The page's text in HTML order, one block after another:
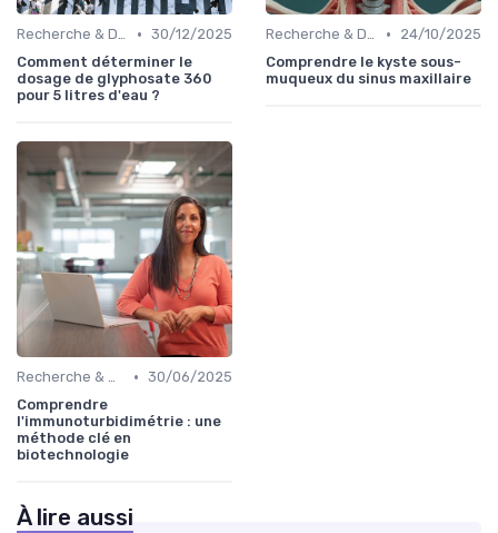
Recherche & Développement • 30/12/2025
Comment déterminer le
dosage de glyphosate 360
pour 5 litres d'eau ?
Recherche & Développement •
24/10/2025
Comprendre le kyste sous-
muqueux du sinus maxillaire
Recherche & Développement • 30/06/2025
Comprendre
l'immunoturbidimétrie : une
méthode clé en
biotechnologie
À lire aussi